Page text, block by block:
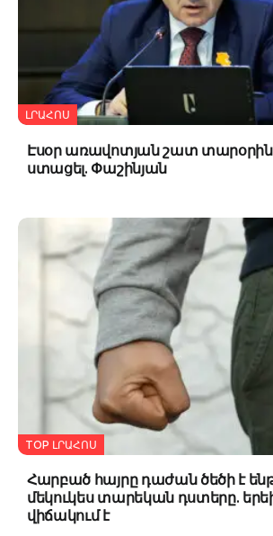
ԼՐԱՀՈՍ
Էսօր առավոտյան շատ
ստացել. Փաշինյան
TOP ԼՐԱՀՈՍ
Հարբած հայրը դաժան ծեծի է
մեկուկես տարեկան դստերը.
վիճակում է